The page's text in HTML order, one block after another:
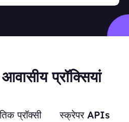
प्रॉक्सियां
प्रॉक्सी स्क्रेपर APIs